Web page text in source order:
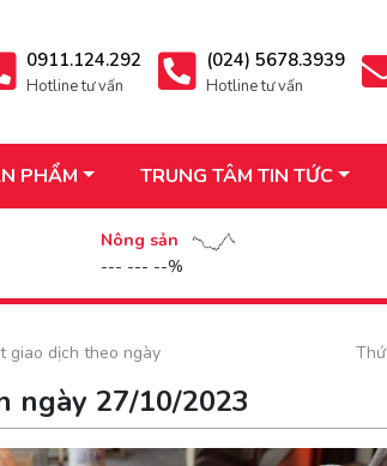
0911.124.292
Hotline tư vấn
(024) 5678.3939
Hotline tư vấn
PHẨM TRUNG TÂM TIN TỨC
Nông sản
--- --- --%
giao dịch theo ngày
ngày 27/10/2023